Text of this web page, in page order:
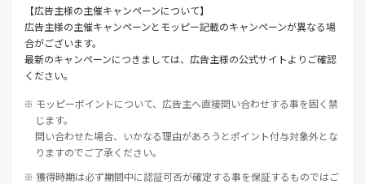
【広告主様の主催キャンペーンについて】
広告主様の主催キャンペーンとモッピー記載のキャンペーンが異なる場
合がございます。
最新のキャンペーンにつきましては、広告主様の公式サイトよりご確認
ください。
※ モッピーポイントについて、広告主へ直接問い合わせする事を固く禁
じます。
問い合わせた場合、いかなる理由があろうとポイント付与対象外とな
りますのでご了承ください。
※ 獲得時期は必ず期間中に認証可否が確定する事を保証するものではご